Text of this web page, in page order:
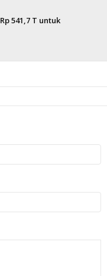
541,7 T untuk